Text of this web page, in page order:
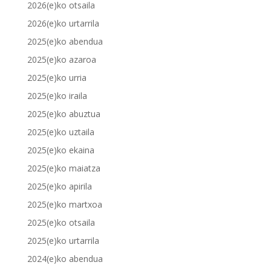
2026(e)ko otsaila
2026(e)ko urtarrila
2025(e)ko abendua
2025(e)ko azaroa
2025(e)ko urria
2025(e)ko iraila
2025(e)ko abuztua
2025(e)ko uztaila
2025(e)ko ekaina
2025(e)ko maiatza
2025(e)ko apirila
2025(e)ko martxoa
2025(e)ko otsaila
2025(e)ko urtarrila
2024(e)ko abendua